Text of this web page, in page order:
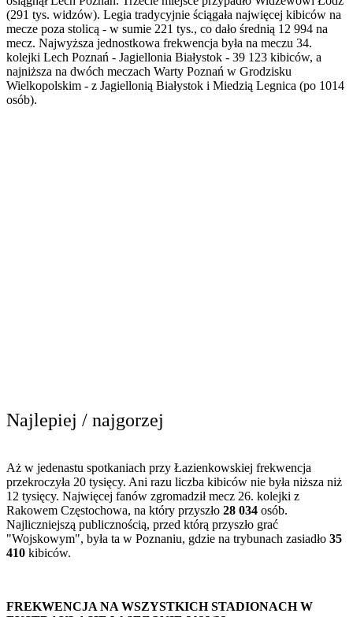
(291 tys. widzów). Legia tradycyjnie ściągała najwięcej kibiców na
mecze poza stolicą - w sumie 221 tys., co dało średnią 12 994 na
mecz. Najwyższa jednostkowa frekwencja była na meczu 34.
kolejki Lech Poznań - Jagiellonia Białystok - 39 123 kibiców, a
najniższa na dwóch meczach Warty Poznań w Grodzisku
Wielkopolskim - z Jagiellonią Białystok i Miedzią Legnica (po 1014
osób).
Najlepiej / najgorzej
Aż w jedenastu spotkaniach przy Łazienkowskiej frekwencja
przekroczyła 20 tysięcy. Ani razu liczba kibiców nie była niższa niż
12 tysięcy. Najwięcej fanów zgromadził mecz 26. kolejki z
Rakowem Częstochowa, na który przyszło 28 034 osób.
Najliczniejszą publicznością, przed którą przyszło grać
"Wojskowym", była ta w Poznaniu, gdzie na trybunach zasiadło 35
410 kibiców.
FREKWENCJA NA WSZYSTKICH STADIONACH W